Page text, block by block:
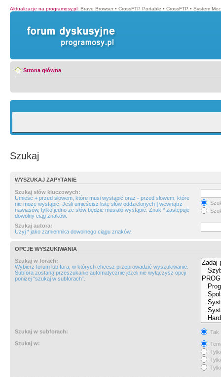
Aktualizacje na programosy.pl: Brave Browser • CrossFTP Portable • CrossFTP • System
Strona główna
Szukaj
WYSZUKAJ ZAPYTANIE
Szukaj słów kluczowych:
Umieść + przed słowem, które musi wystąpić oraz - przed słowem, które
nie może wystąpić. Jeśli umieścisz listę słów oddzielonych | wewnątrz
nawiasów, tylko jedno ze słów będzie musiało wystąpić. Znak * zastępuje
dowolny ciąg znaków.
Szukaj autora:
Użyj * jako zamiennika dowolnego ciągu znaków.
OPCJE WYSZUKIWANIA
Szukaj w forach:
Wybierz forum lub fora, w których chcesz przeprowadzić wyszukiwanie.
Subfora zostaną przeszukanie automatycznie jeżeli nie wyłączysz opcji
poniżej “szukaj w subforach“.
Szukaj w subforach:
Tak
Szukaj w: